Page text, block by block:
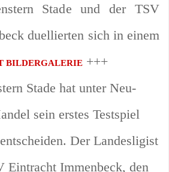
Stade und der TSV
duellierten sich in einem
BILDERGALERIE +++
Stade hat unter Neu-
sein erstes Testspiel
Der Landesligist
Eintracht Immenbeck, den